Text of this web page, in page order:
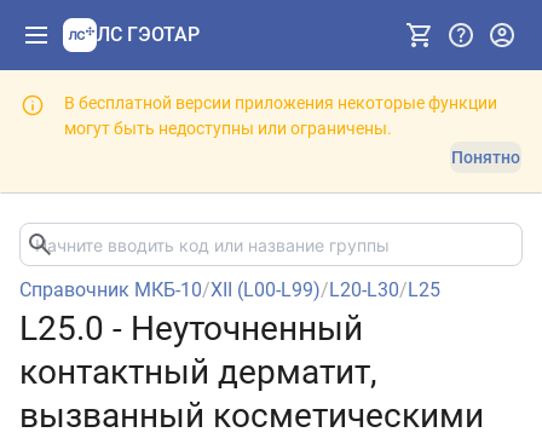
ЛС ГЭОТАР
В бесплатной версии приложения некоторые функции
могут быть недоступны или ограничены.
Понятно
Справочник МКБ-10/XII (L00-L99)/L20-L30/L25
L25.0 - Неуточненный
контактный дерматит,
вызванный косметическими